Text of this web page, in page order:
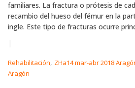
familiares. La fractura o prótesis de
recambio del hueso del fémur en la
ingle. Este tipo de fracturas ocurre
|
Rehabilitación, ZHa14 mar-abr 2018
Aragón